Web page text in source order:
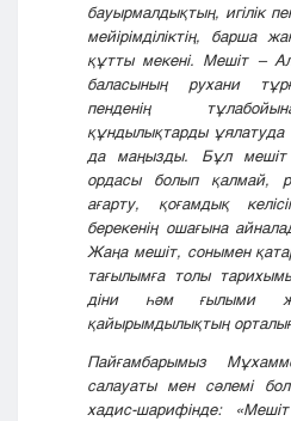
бауырмалдықтың, игілік пен
мейірімділіктің, барша
құтты мекені. Мешіт –
баласының рухани
пенденің
құндылықтарды ұялатуда
да маңызды. Бұл мешіт
ордасы болып қалмай,
ағарту, қоғамдық
берекенің ошағына
Жаңа мешіт, сонымен
тағылымға толы
діни һәм ғылыми
қайырымдылықтың
Пайғамбарымыз
салауаты мен сәлемі
хадис-шарифінде: